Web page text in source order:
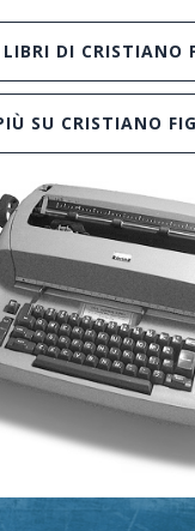
DI CRISTIANO
SU CRISTIANO